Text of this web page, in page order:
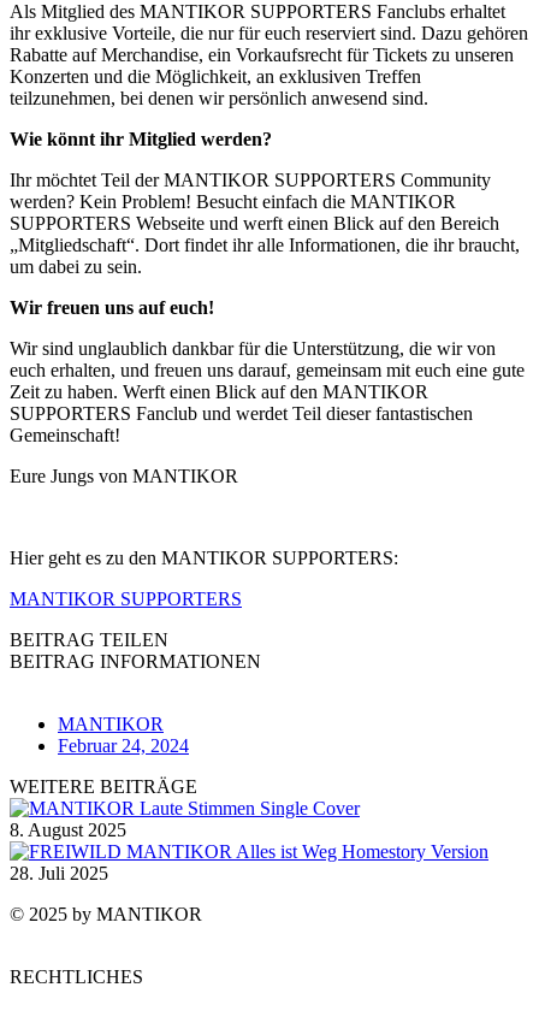
Als Mitglied des MANTIKOR SUPPORTERS Fanclubs erhaltet
ihr exklusive Vorteile, die nur für euch reserviert sind. Dazu gehören
Rabatte auf Merchandise, ein Vorkaufsrecht für Tickets zu unseren
Konzerten und die Möglichkeit, an exklusiven Treffen
teilzunehmen, bei denen wir persönlich anwesend sind.
Wie könnt ihr Mitglied werden?
Ihr möchtet Teil der MANTIKOR SUPPORTERS Community
werden? Kein Problem! Besucht einfach die MANTIKOR
SUPPORTERS Webseite und werft einen Blick auf den Bereich
„Mitgliedschaft“. Dort findet ihr alle Informationen, die ihr braucht,
um dabei zu sein.
Wir freuen uns auf euch!
Wir sind unglaublich dankbar für die Unterstützung, die wir von
euch erhalten, und freuen uns darauf, gemeinsam mit euch eine gute
Zeit zu haben. Werft einen Blick auf den MANTIKOR
SUPPORTERS Fanclub und werdet Teil dieser fantastischen
Gemeinschaft!
Eure Jungs von MANTIKOR
Hier geht es zu den MANTIKOR SUPPORTERS:
MANTIKOR SUPPORTERS
BEITRAG TEILEN
BEITRAG INFORMATIONEN
MANTIKOR
Februar 24, 2024
WEITERE BEITRÄGE
8. August 2025
28. Juli 2025
© 2025 by MANTIKOR
RECHTLICHES